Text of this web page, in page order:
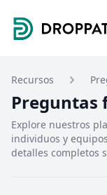
Droppath
Recursos
Preguntas
Explore nuestros
individuos y
detalles completos